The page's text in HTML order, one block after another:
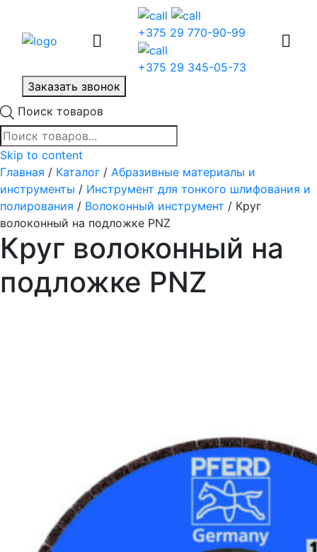
+375 29 770-90-99
+375 29 345-05-73
Заказать звонок
Поиск товаров
Skip to content
Главная / Каталог / Абразивные материалы и
инструменты / Инструмент для тонкого шлифования и
полирования / Волоконный инструмент / Круг
волоконный на подложке PNZ
Круг волоконный на
подложке PNZ